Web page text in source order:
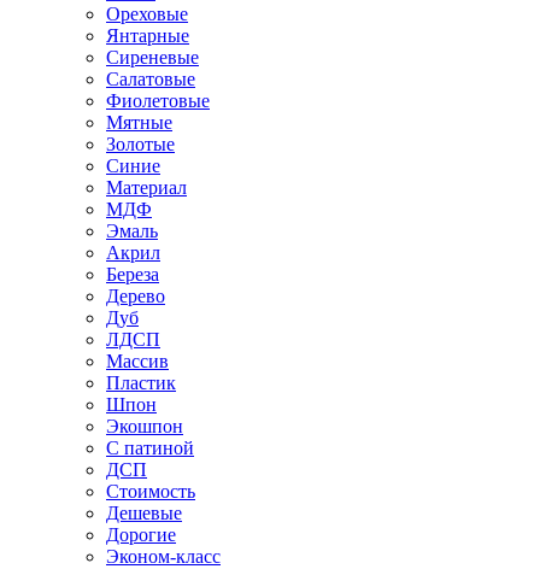
Ореховые
Янтарные
Сиреневые
Салатовые
Фиолетовые
Мятные
Золотые
Синие
Материал
МДФ
Эмаль
Акрил
Береза
Дерево
Дуб
ЛДСП
Массив
Пластик
Шпон
Экошпон
С патиной
ДСП
Стоимость
Дешевые
Дорогие
Эконом-класс